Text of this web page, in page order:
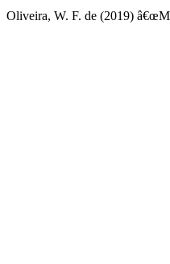
Oliveira, W. F. de (2019)